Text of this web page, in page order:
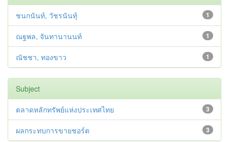
1
ชนกนันท์, วัชรนันทุ์
1
ณฐพล, จันทานานนท์
1
ณัชชา, ทองขาว
Subject
3
ตลาดหลักทรัพย์แห่งประเทศไทย
3
ผลกระทบการขายชอร์ต